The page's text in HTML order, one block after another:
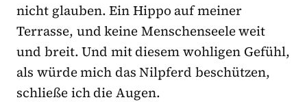
nicht glauben. Ein Hippo auf meiner
Terrasse, und keine Menschenseele weit
und breit. Und mit diesem wohligen Gefühl,
als würde mich das Nilpferd beschützen,
schließe ich die Augen.